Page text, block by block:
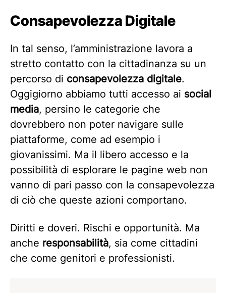
Consapevolezza Digitale
In tal senso, l’amministrazione lavora a
stretto contatto con la cittadinanza su un
percorso di consapevolezza digitale.
Oggigiorno abbiamo tutti accesso ai social
media, persino le categorie che
dovrebbero non poter navigare sulle
piattaforme, come ad esempio i
giovanissimi. Ma il libero accesso e la
possibilità di esplorare le pagine web non
vanno di pari passo con la consapevolezza
di ciò che queste azioni comportano.
Diritti e doveri. Rischi e opportunità. Ma
anche responsabilità, sia come cittadini
che come genitori e professionisti.